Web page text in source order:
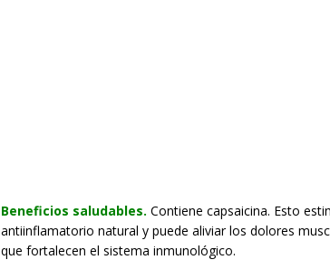
Beneficios saludables. Contiene capsaicina. Esto
antiinflamatorio natural y puede aliviar los dolores
que fortalecen el sistema inmunológico.